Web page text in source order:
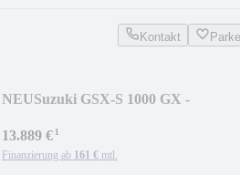
Kontakt
NEUSuzuki GSX-S 1000 GX -
13.889 €¹
Finanzierung ab 161 € mtl.